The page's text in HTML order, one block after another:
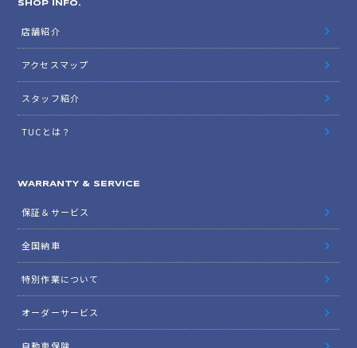
オイル交換予約
店舗紹介
アクセスマップ
WARRANTY & SERVICE